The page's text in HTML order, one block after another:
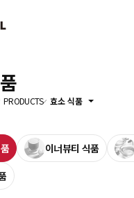
PRODUCTS 효소 식품
이너뷰티 식품